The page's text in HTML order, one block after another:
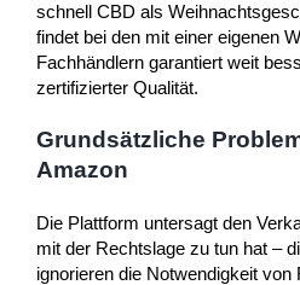
schnell CBD als
findet bei den mit einer eigenen
Fachhändlern garantiert weit
zertifizierter Qualität.
Grundsätzliche
Amazon
Die Plattform untersagt den
mit der Rechtslage zu tun hat –
ignorieren die Notwendigkeit von